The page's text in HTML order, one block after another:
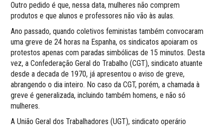
Outro pedido é que, nessa data, mulheres não comprem
produtos e que alunos e professores não vão às aulas.
Ano passado, quando coletivos feministas também convocaram
uma greve de 24 horas na Espanha, os sindicatos apoiaram os
protestos apenas com paradas simbólicas de 15 minutos. Desta
vez, a Confederação Geral do Trabalho (CGT), sindicato atuante
desde a decada de 1970, já apresentou o aviso de greve,
abrangendo o dia inteiro. No caso da CGT, porém, a chamada à
greve é generalizada, incluindo também homens, e não só
mulheres.
A União Geral dos Trabalhadores (UGT), sindicato operário